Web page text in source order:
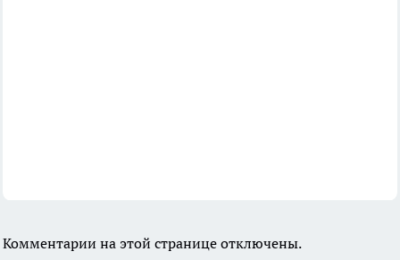
Комментарии на этой странице отключены.